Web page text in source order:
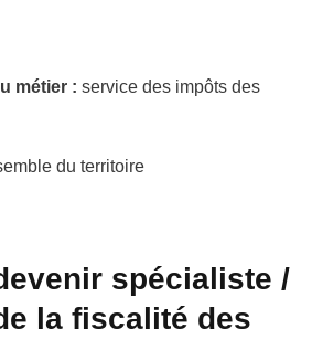
métier : service des impôts des
du territoire
spécialiste /
la fiscalité des